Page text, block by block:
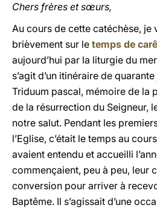
Chers frères et sœurs,
Au cours de cette catéchèse, je
brièvement sur le temps de
aujourd’hui par la liturgie du
s’agit d’un itinéraire de
Triduum pascal, mémoire de la
de la résurrection du Seigneur,
notre salut. Pendant les
l’Eglise, c’était le temps au
avaient entendu et accueilli
commençaient, peu à peu, leur
conversion pour arriver à
Baptême. Il s’agissait d’une